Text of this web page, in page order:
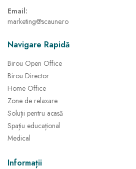
Email:
marketing@scaune.ro
Navigare Rapidă
Birou Open Office
Birou Director
Home Office
Zone de relaxare
Soluții pentru acasă
Spațiu educațional
Medical
Informații